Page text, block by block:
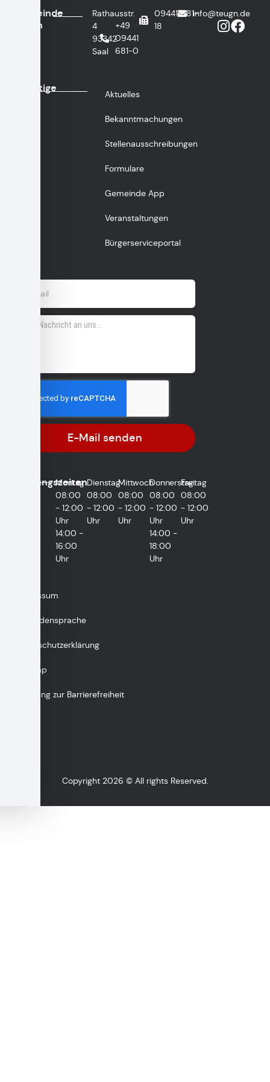
Gemeinde
Teugn
Rathausstr.
4
93342
Saal
+49
09441
681-0
09441/681-
18
info@teugn.de
Wichtige
Aktuelles
Bekanntmachungen
Stellenausschreibungen
Formulare
Gemeinde App
Veranstaltungen
Bürgerserviceportal
E-Mail senden
Öffnungszeiten
Montag
08:00
- 12:00
Uhr
14:00 -
16:00
Uhr
Dienstag
08:00
- 12:00
Uhr
Mittwoch
08:00
- 12:00
Uhr
Donnerstag
08:00
- 12:00
Uhr
14:00 -
18:00
Uhr
Freitag
08:00
- 12:00
Uhr
Impressum
Gebärdensprache
Datenschutzerklärung
Sitemap
Erklärung zur Barrierefreiheit
Copyright 2026 © All rights Reserved.